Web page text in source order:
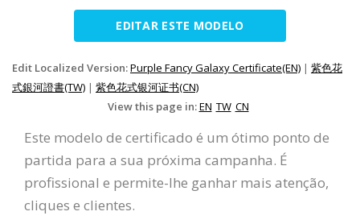
EDITAR ESTE MODELO
Edit Localized Version:Purple Fancy Galaxy Certificate(EN) | 紫色花
式銀河證書(TW) | 紫色花式银河证书(CN)
View this page in:EN TW CN
Este modelo de certificado é um ótimo ponto de
partida para a sua próxima campanha. É
profissional e permite-lhe ganhar mais atenção,
cliques e clientes.